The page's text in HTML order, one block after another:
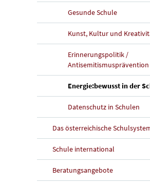
Gesunde Schule
Kunst, Kultur und
Erinnerungspolitik /
Antisemitismusprävention
Energie:bewusst in der
Datenschutz in Schulen
Das österreichische
Schule international
Beratungsangebote